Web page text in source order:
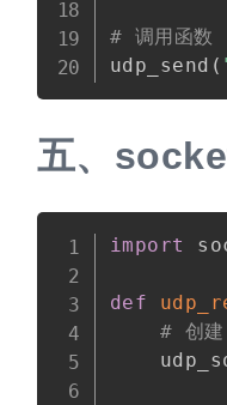
# 调用函数
udp_send (
五、
import
def
# 创